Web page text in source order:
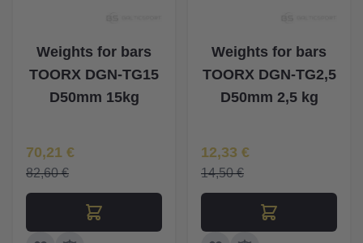
Weights for bars
TOORX DGN-TG15
D50mm 15kg
Īpaša Cena
70,21 €
82,60 €
Weights for bars
TOORX DGN-TG2,5
D50mm 2,5 kg
Īpaša Cena
12,33 €
14,50 €